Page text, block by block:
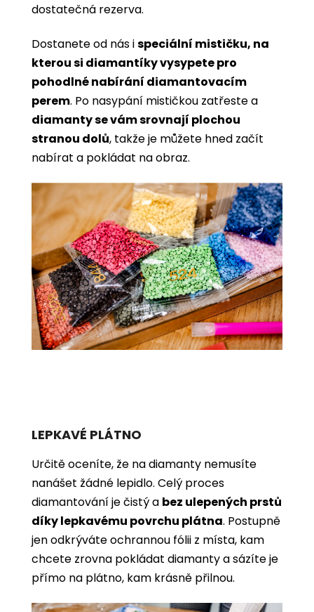
dostatečná rezerva.
Dostanete od nás ispeciální mističku, na
kterou si diamantíky vysypete pro
pohodlné nabírání diamantovacím
perem. Po nasypání mističkou zatřeste a
diamanty se vám srovnají plochou
stranou dolů, takže je můžete hned začít
nabírat a pokládat na obraz.
LEPKAVÉ PLÁTNO
Určitě oceníte, že na diamanty nemusíte
nanášet žádné lepidlo. Celý proces
diamantování je čistý a bez ulepených prstů
díky lepkavému povrchu plátna. Postupně
jen odkrýváte ochrannou fólii z místa, kam
chcete zrovna pokládat diamanty a sázíte je
přímo na plátno, kam krásně přilnou.